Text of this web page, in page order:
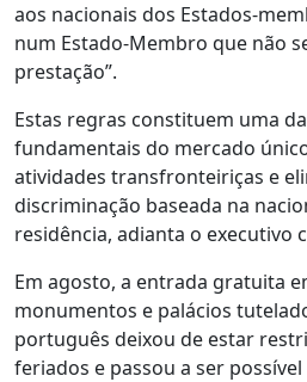
aos nacionais dos Estados-
num Estado-Membro que não
prestação”.
Estas regras constituem uma
fundamentais do mercado
atividades transfronteiriças e
discriminação baseada na
residência, adianta o executivo
Em agosto, a entrada gratuita
monumentos e palácios
português deixou de estar
feriados e passou a ser